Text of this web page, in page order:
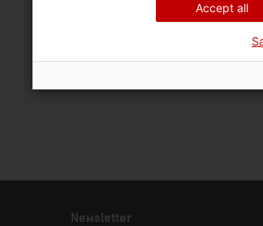
Date d’entrée
Newsletter
Accept all